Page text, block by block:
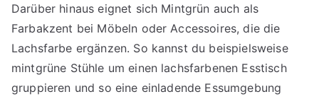
Darüber hinaus eignet sich Mintgrün auch als
Farbakzent bei Möbeln oder Accessoires, die die
Lachsfarbe ergänzen. So kannst du beispielsweise
mintgrüne Stühle um einen lachsfarbenen Esstisch
gruppieren und so eine einladende Essumgebung